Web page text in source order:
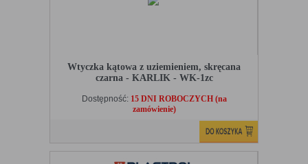
Wtyczka kątowa z uziemieniem, skręcana
czarna - KARLIK - WK-1zc
Dostępność: 15 DNI ROBOCZYCH (na
zamówienie)